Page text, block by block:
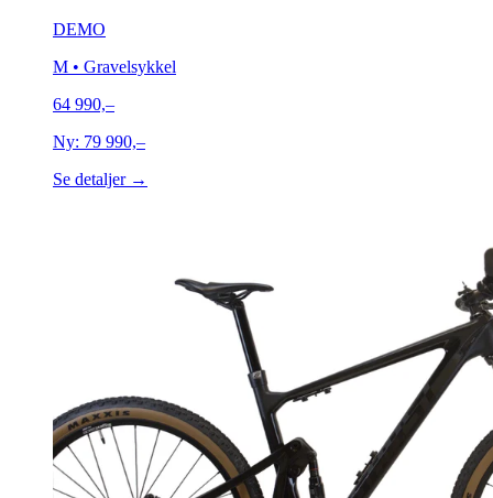
DEMO
M • Gravelsykkel
64 990,–
Ny: 79 990,–
Se detaljer →